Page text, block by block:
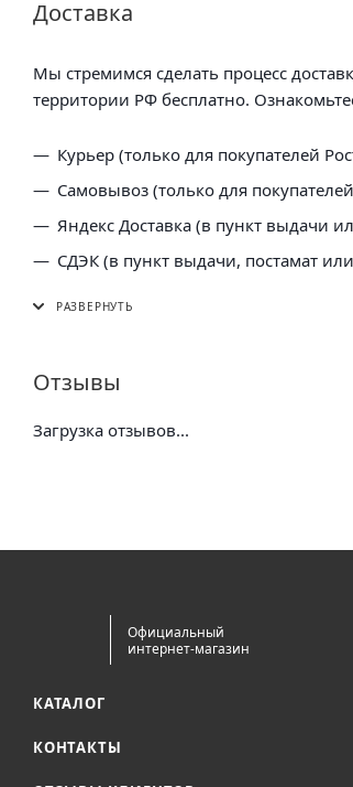
Доставка
Мы стремимся сделать процесс
территории РФ бесплатно.
Курьер (только для покупателей
Самовывоз (только для
Яндекс Доставка (в пункт выдачи
СДЭК (в пункт выдачи, постамат
Отзывы
Загрузка отзывов...
Официальный
интернет-магазин
КАТАЛОГ
КОНТАКТЫ